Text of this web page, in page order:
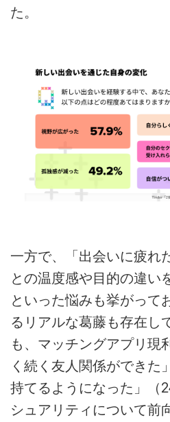
た。
一方で、「出会いに疲れ
との温度感や目的の違い
といった悩みも挙がって
るリアルな葛藤も存在し
も、マッチングアプリ現
く続く友人関係ができた
持てるようになった」（
シュアリティについて前